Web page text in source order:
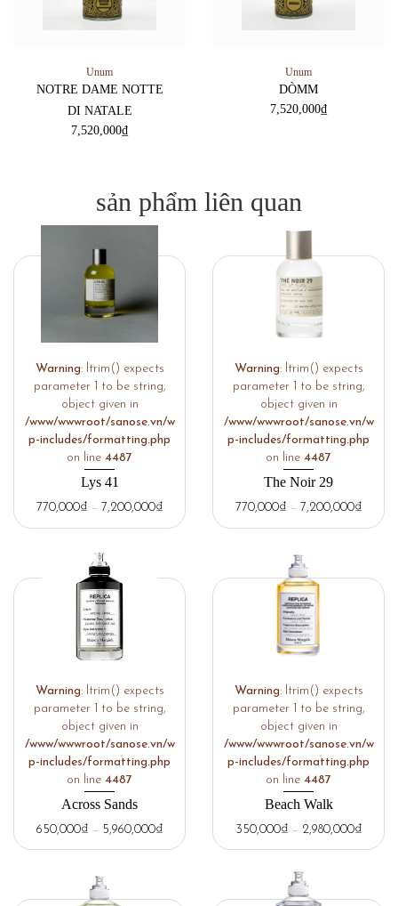
Unum
NOTRE DAME NOTTE
DI NATALE
7,520,000₫
Unum
DÒMM
7,520,000₫
sản phẩm liên quan
Warning: ltrim() expects
parameter 1 to be string,
object given in
/www/wwwroot/sanose.vn/w
p-includes/formatting.php
on line 4487
Lys 41
770,000₫ – 7,200,000₫
Warning: ltrim() expects
parameter 1 to be string,
object given in
/www/wwwroot/sanose.vn/w
p-includes/formatting.php
on line 4487
The Noir 29
770,000₫ – 7,200,000₫
Warning: ltrim() expects
parameter 1 to be string,
object given in
/www/wwwroot/sanose.vn/w
p-includes/formatting.php
on line 4487
Across Sands
650,000₫ – 5,960,000₫
Warning: ltrim() expects
parameter 1 to be string,
object given in
/www/wwwroot/sanose.vn/w
p-includes/formatting.php
on line 4487
Beach Walk
350,000₫ – 2,980,000₫